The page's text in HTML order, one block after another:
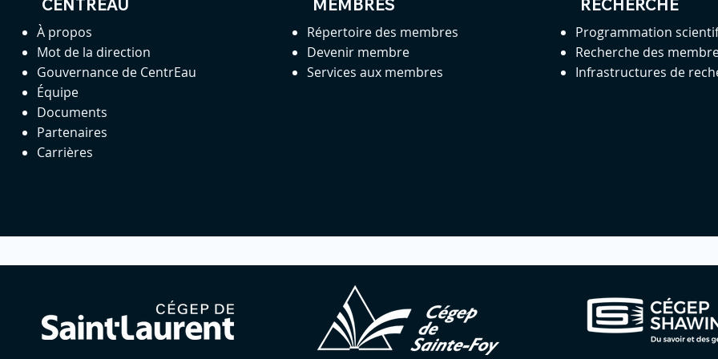
CENTREAU
À propos
Mot de la direction
Gouvernance de CentrEau
Équipe
Documents
Partenaires
Carrières
MEMBRES
Répertoire des membres
Devenir membre
Services aux membres
RECHERCHE
Programmation
Recherche des
Infrastructures de